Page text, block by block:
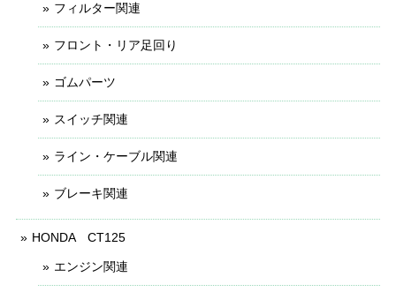
フィルター関連
フロント・リア足回り
ゴムパーツ
スイッチ関連
ライン・ケーブル関連
ブレーキ関連
HONDA CT125
エンジン関連